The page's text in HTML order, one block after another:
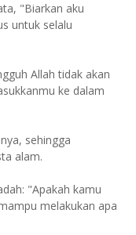
"Biarkan aku
untuk selalu
Allah tidak akan
ke dalam
sehingga
alam.
"Apakah kamu
melakukan apa